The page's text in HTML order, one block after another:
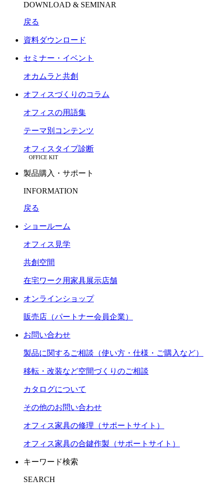
DOWNLOAD & SEMINAR
戻る
資料ダウンロード
セミナー・イベント
オカムラと共創
オフィスづくりのコラム
オフィスの用語集
テーマ別コンテンツ
オフィスタイプ診断
OFFICE KIT
製品購入・サポート
INFORMATION
戻る
ショールーム
オフィス見学
共創空間
在宅ワーク用家具展示店舗
オンラインショップ
販売店（パートナー会員企業）
お問い合わせ
製品に関するご相談（使い方・仕様・ご購入など）
移転・改装など空間づくりのご相談
カタログについて
その他のお問い合わせ
オフィス家具の修理（サポートサイト）
オフィス家具の合鍵作製（サポートサイト）
キーワード検索
SEARCH